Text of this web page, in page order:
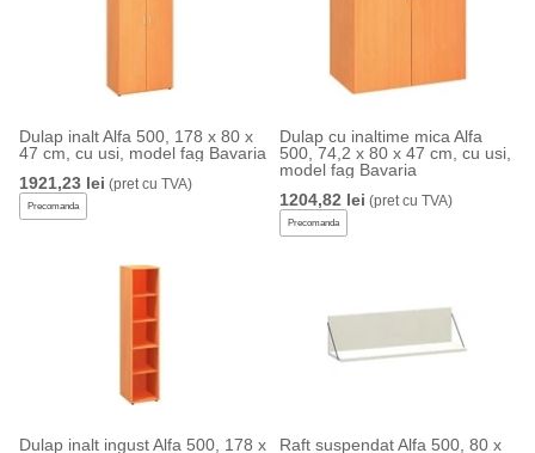
Dulap inalt Alfa 500, 178 x 80 x
47 cm, cu usi, model fag Bavaria
1921,23 lei (pret cu TVA)
Precomanda
Dulap cu inaltime mica Alfa
500, 74,2 x 80 x 47 cm, cu usi,
model fag Bavaria
1204,82 lei (pret cu TVA)
Precomanda
Dulap inalt ingust Alfa 500, 178 x
Raft suspendat Alfa 500, 80 x